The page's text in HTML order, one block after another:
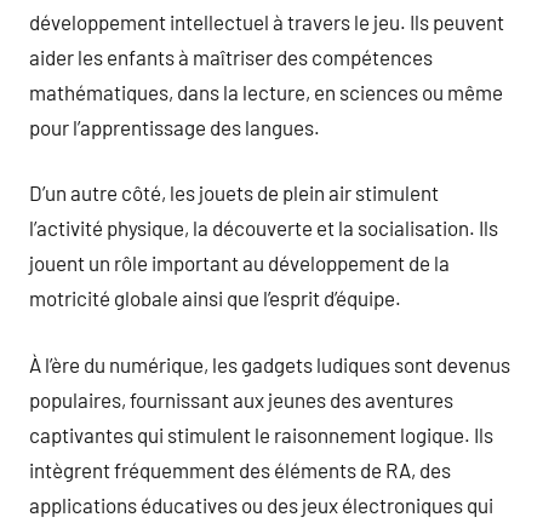
développement intellectuel à travers le jeu. Ils peuvent
aider les enfants à maîtriser des compétences
mathématiques, dans la lecture, en sciences ou même
pour l’apprentissage des langues.
D’un autre côté, les jouets de plein air stimulent
l’activité physique, la découverte et la socialisation. Ils
jouent un rôle important au développement de la
motricité globale ainsi que l’esprit d’équipe.
À l’ère du numérique, les gadgets ludiques sont devenus
populaires, fournissant aux jeunes des aventures
captivantes qui stimulent le raisonnement logique. Ils
intègrent fréquemment des éléments de RA, des
applications éducatives ou des jeux électroniques qui